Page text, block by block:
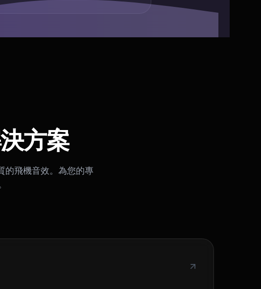
方案
的飛機音效。為您的專